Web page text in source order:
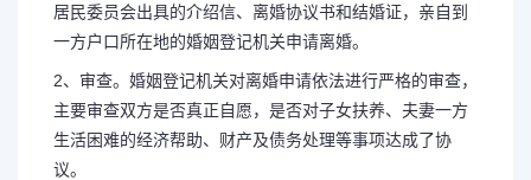
居民委员会出具的介绍信、离婚协议书和结婚证，亲自到
一方户口所在地的婚姻登记机关申请离婚。
2、审查。婚姻登记机关对离婚申请依法进行严格的审查，
主要审查双方是否真正自愿，是否对子女扶养、夫妻一方
生活困难的经济帮助、财产及债务处理等事项达成了协
议。